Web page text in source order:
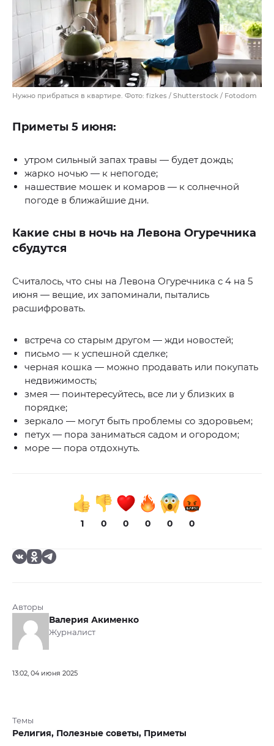
Нужно прибраться в квартире. Фото: fizkes / Shutterstock / Fotodom
Приметы 5 июня:
утром сильный запах травы — будет дождь;
жарко ночью — к непогоде;
нашествие мошек и комаров — к солнечной
погоде в ближайшие дни.
Какие сны в ночь на Левона Огуречника
сбудутся
Считалось, что сны на Левона Огуречника с 4 на 5
июня — вещие, их запоминали, пытались
расшифровать.
встреча со старым другом — жди новостей;
письмо — к успешной сделке;
черная кошка — можно продавать или покупать
недвижимость;
змея — поинтересуйтесь, все ли у близких в
порядке;
зеркало — могут быть проблемы со здоровьем;
петух — пора заниматься садом и огородом;
море — пора отдохнуть.
1 0 0 0 0 0
Авторы
Валерия Акименко
Журналист
13:02, 04 июня 2025
Темы
Религия, Полезные советы, Приметы